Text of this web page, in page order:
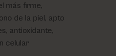
más firme,
de la piel, apto
antioxidante,
celular